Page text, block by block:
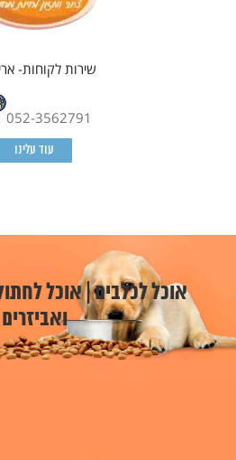
שירות לקוחות-
052-3562791
עוד עלינו
אוכל לכלבים | אוכל
ואביזרים